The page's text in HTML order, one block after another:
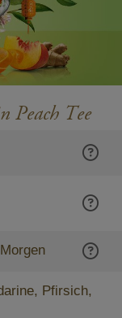
Peach Tee
Pfirsich,